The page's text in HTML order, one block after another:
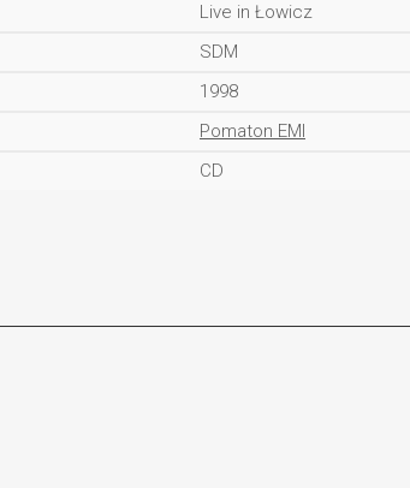
Live in Łowicz
SDM
1998
Pomaton EMI
CD